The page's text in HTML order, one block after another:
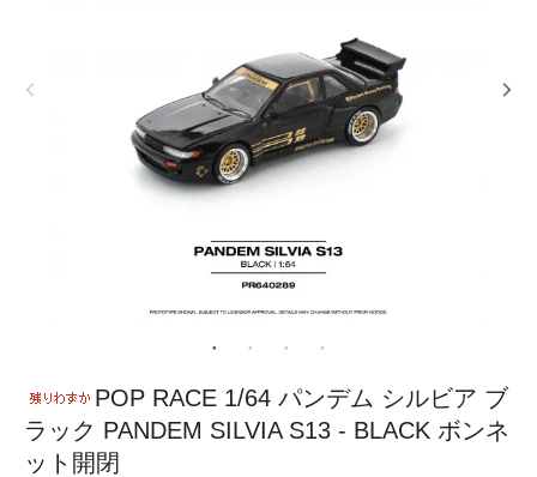
POP RACE 1/64 パンデム シルビア ブ
ラック PANDEM SILVIA S13 - BLACK ボンネ
ット開閉